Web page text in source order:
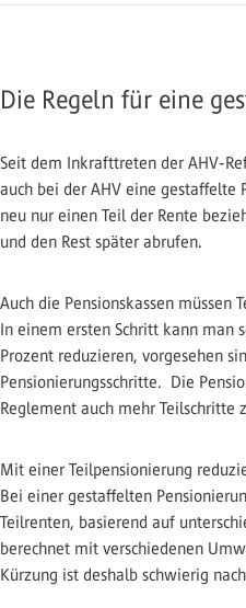
Die Regeln für eine
Seit dem Inkrafttreten der AHV-
auch bei der AHV eine gestaffelte
neu nur einen Teil der Rente
und den Rest später abrufen.
Auch die Pensionskassen müssen
In einem ersten Schritt kann man
Prozent reduzieren, vorgesehen
Pensionierungsschritte. Die
Reglement auch mehr Teilschritte
Mit einer Teilpensionierung
Bei einer gestaffelten
Teilrenten, basierend auf
berechnet mit verschiedenen
Kürzung ist deshalb schwierig